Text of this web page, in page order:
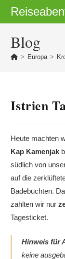
Inhalt
Blog
> Europa >
Istrien
Heute machten
Kap Kamenjak
südlich von
auf die
Badebuchten.
zahlten wir nur
Tagesticket.
Hinweis für
keine